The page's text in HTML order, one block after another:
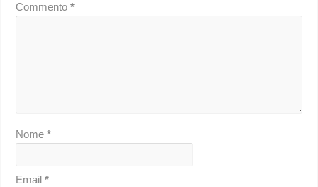
Commento*
Nome*
Email*